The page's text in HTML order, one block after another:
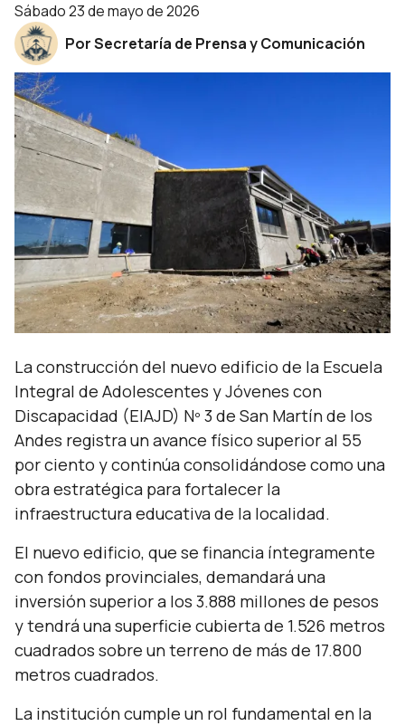
sábado 23 de mayo de 2026
Por Secretaría de Prensa y Comunicación
La construcción del nuevo edificio de la Escuela
Integral de Adolescentes y Jóvenes con
Discapacidad (EIAJD) Nº 3 de San Martín de los
Andes registra un avance físico superior al 55
por ciento y continúa consolidándose como una
obra estratégica para fortalecer la
infraestructura educativa de la localidad.
El nuevo edificio, que se financia íntegramente
con fondos provinciales, demandará una
inversión superior a los 3.888 millones de pesos
y tendrá una superficie cubierta de 1.526 metros
cuadrados sobre un terreno de más de 17.800
metros cuadrados.
La institución cumple un rol fundamental en la